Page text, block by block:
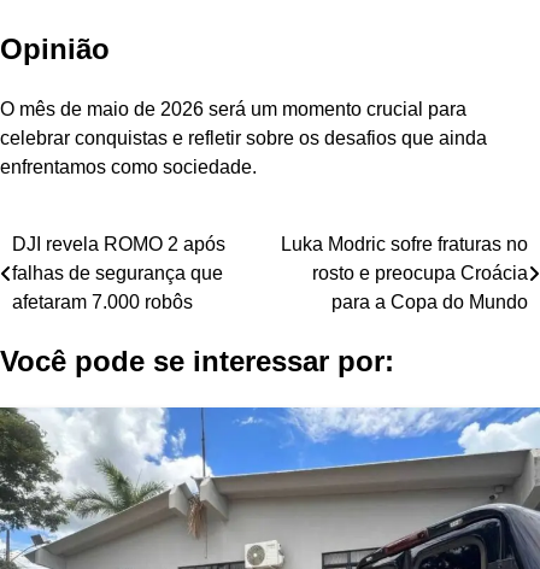
Opinião
O mês de maio de 2026 será um momento crucial para
celebrar conquistas e refletir sobre os desafios que ainda
enfrentamos como sociedade.
Navegação
de
DJI revela ROMO 2 após
falhas de segurança que
afetaram 7.000 robôs
Luka Modric sofre fraturas no
rosto e preocupa Croácia
para a Copa do Mundo
Você pode se interessar por: